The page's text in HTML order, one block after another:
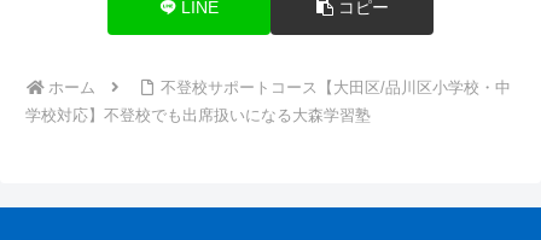
LINE コピー
ホーム
不登校サポートコース【大田区/品川区小学校・中
学校対応】不登校でも出席扱いになる大森学習塾